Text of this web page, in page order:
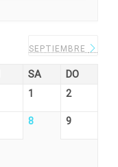
SEPTIEMBRE
SA DO
1 2
8 9